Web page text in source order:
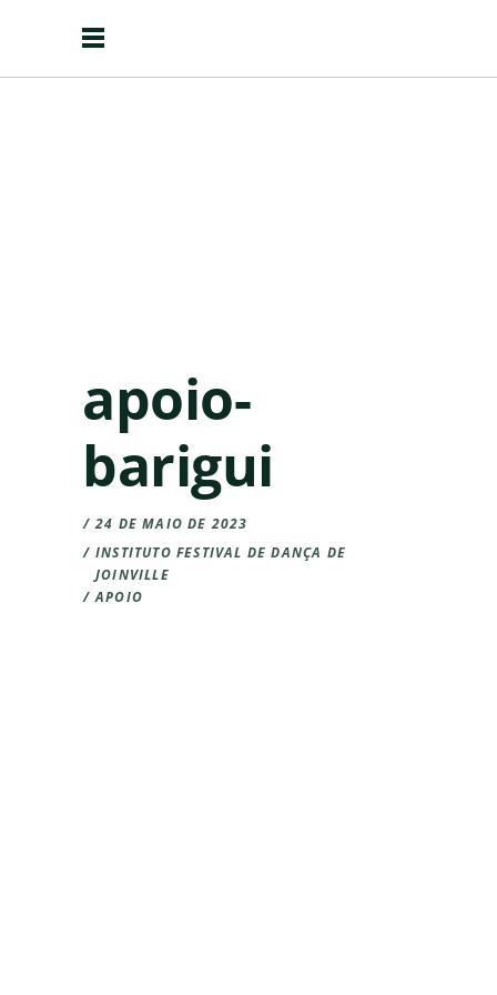
apoio-
barigui
24 DE MAIO DE 2023
INSTITUTO FESTIVAL DE DANÇA DE
JOINVILLE
APOIO